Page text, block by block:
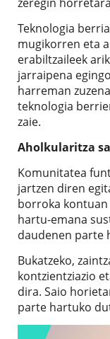
Teknologia
mugikorren eta
erabiltzaileek
jarraipena
harreman
teknologia
zaie.
Aholkularitza
Komunitatea
jartzen diren
borroka kontuan
hartu-emana
daudenen parte
Bukatzeko,
kontzientziazio
dira. Saio
parte hartuko